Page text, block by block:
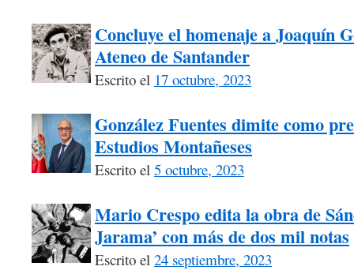
Concluye el homenaje a Joaquín
Ateneo de Santander
Escrito el 17 octubre, 2023
González Fuentes dimite como
Estudios Montañeses
Escrito el 5 octubre, 2023
Mario Crespo edita la obra de
Jarama’ con más de dos mil notas
Escrito el 24 septiembre, 2023